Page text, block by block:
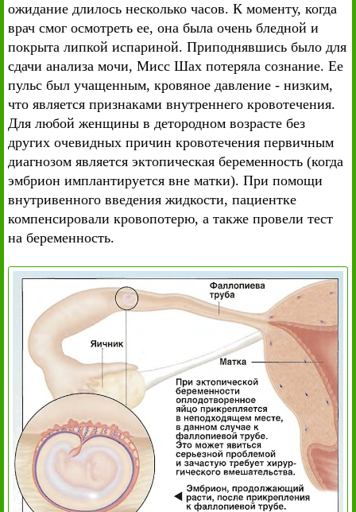
ожидание длилось несколько часов. К моменту, когда
врач смог осмотреть ее, она была очень бледной и
покрыта липкой испариной. Приподнявшись было для
сдачи анализа мочи, Мисс Шах потеряла сознание. Ее
пульс был учащенным, кровяное давление - низким,
что является признаками внутреннего кровотечения.
Для любой женщины в детородном возрасте без
других очевидных причин кровотечения первичным
диагнозом является эктопическая беременность (когда
эмбрион имплантируется вне матки). При помощи
внутривенного введения жидкости, пациентке
компенсировали кровопотерю, а также провели тест
на беременность.